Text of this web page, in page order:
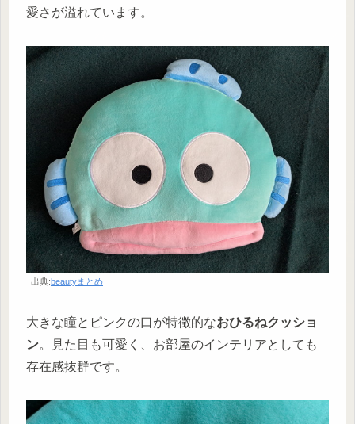
愛さが溢れています。
出典:beautyまとめ
大きな瞳とピンクの口が特徴的なおひるねクッショ
ン。見た目も可愛く、お部屋のインテリアとしても
存在感抜群です。